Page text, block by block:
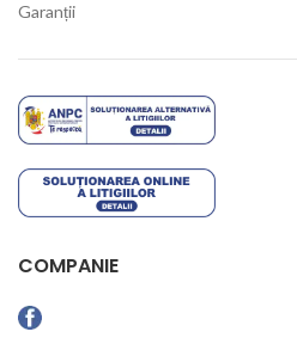
Garanții
COMPANIE